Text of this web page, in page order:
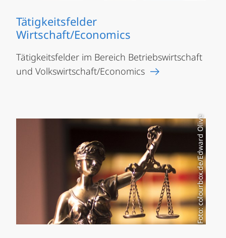
Tätigkeitsfelder
Wirtschaft/Economics
Tätigkeitsfelder im Bereich Betriebswirtschaft
und Volkswirtschaft/Economics
Foto: colourbox.de/Edward Olive